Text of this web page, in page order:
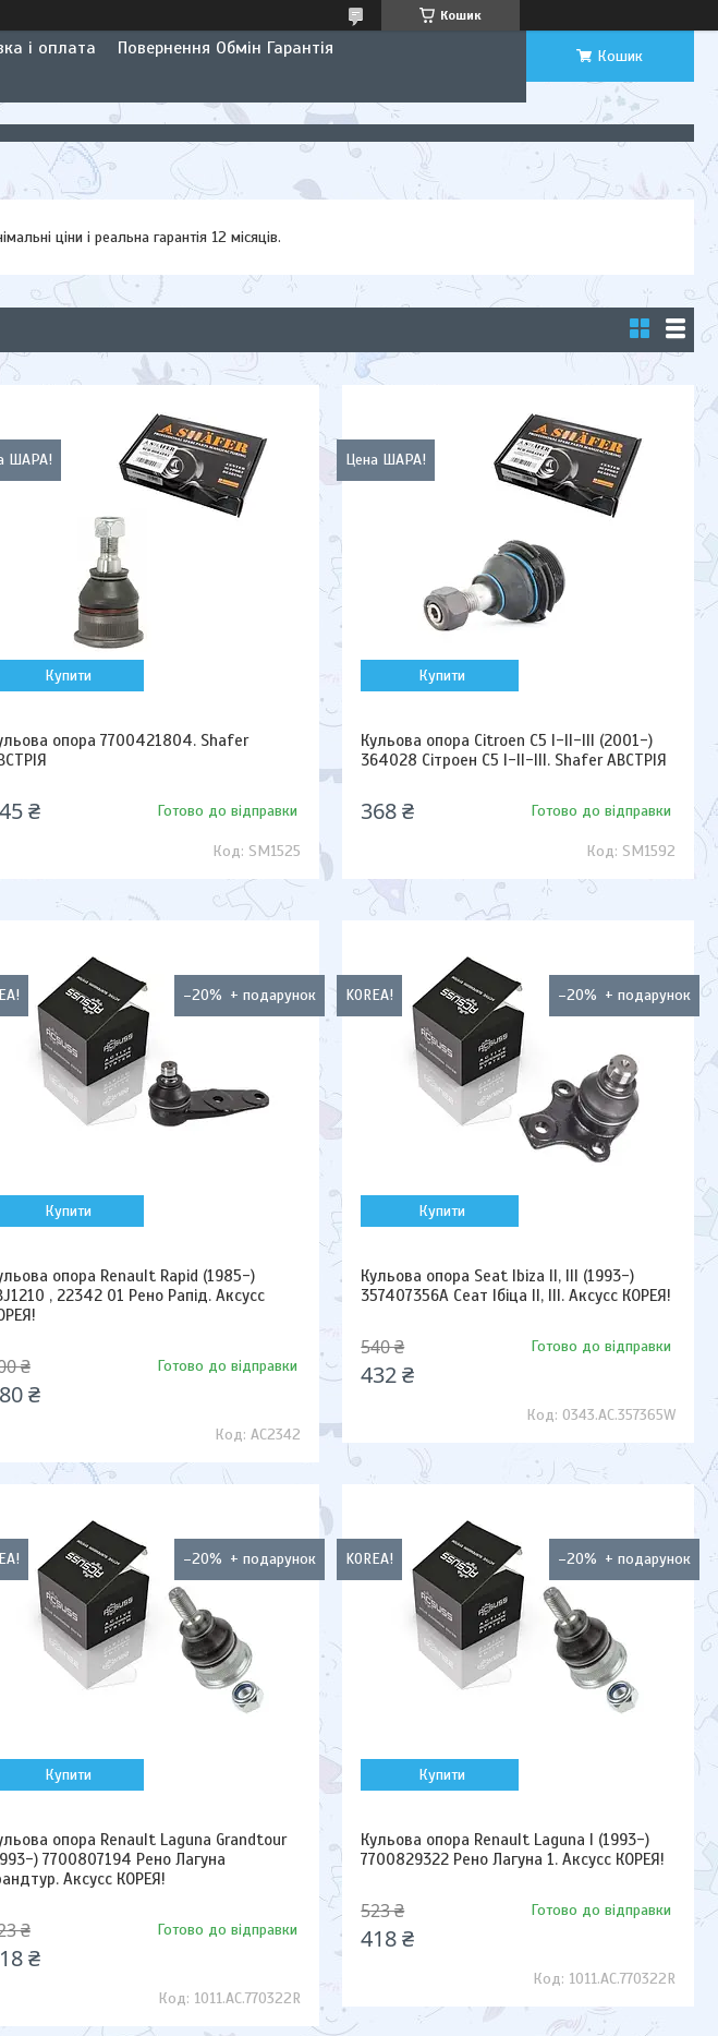
Кошик
і оплата
Повернення Обмін Гарантія
Кошик
ціни і реальна гарантія 12 місяців.
ШАРА!
Купити
опора 7700421804. Shafer
₴ Готово до відправки
SM1525
Цена ШАРА!
Купити
Кульова опора Citroen C5 I-II-III (2001-)
364028 Сітроен С5 I-II-III. Shafer АВСТРІЯ
368 ₴ Готово до відправки
SM1592
–20%
Купити
опора Renault Rapid (1985-)
, 22342 01 Рено Рапід. Аксусс
₴
₴
Готово до відправки
AC2342
KOREA! –20%
Купити
Кульова опора Seat Ibiza II, III (1993-)
357407356A Сеат Ібіца II, III. Аксусс КОРЕЯ!
540 ₴
432 ₴
Готово до відправки
0343.AC.357365W
–20%
Купити
опора Renault Laguna Grandtour
) 7700807194 Рено Лагуна
Аксусс КОРЕЯ!
₴
₴
Готово до відправки
1011.AC.770322R
KOREA! –20%
Купити
Кульова опора Renault Laguna I (1993-)
7700829322 Рено Лагуна 1. Аксусс КОРЕЯ!
523 ₴
418 ₴
Готово до відправки
1011.AC.770322R